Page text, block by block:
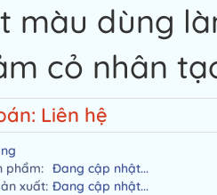
màu dùng
cỏ nhân
Liên hệ
phẩm: Đang cập nhật...
xuất: Đang cập nhật...